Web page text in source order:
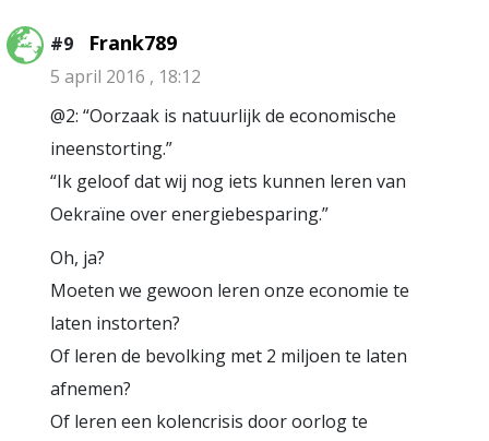
#9 Frank789
5 april 2016 , 18:12
@2: “Oorzaak is natuurlijk de economische
ineenstorting.”
“Ik geloof dat wij nog iets kunnen leren van
Oekraïne over energiebesparing.”
Oh, ja?
Moeten we gewoon leren onze economie te
laten instorten?
Of leren de bevolking met 2 miljoen te laten
afnemen?
Of leren een kolencrisis door oorlog te